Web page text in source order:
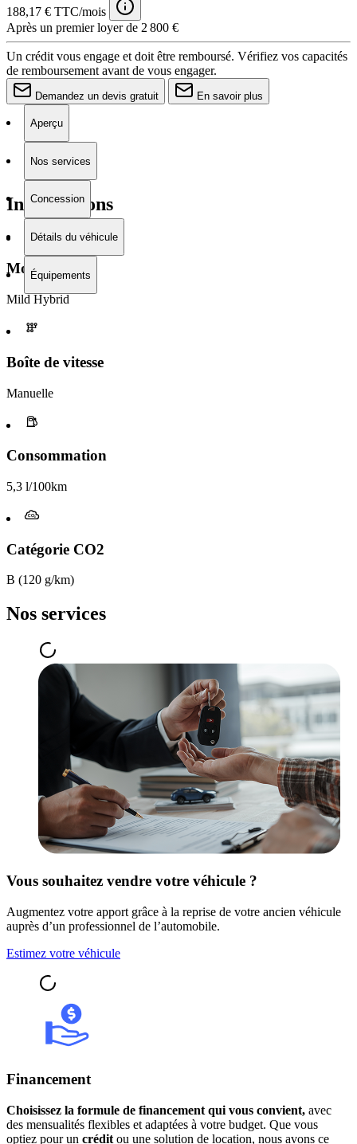
188,17 € TTC/mois
Après un premier loyer de 2 800 €
Un crédit vous engage et doit être remboursé. Vérifiez vos capacités
de remboursement avant de vous engager.
Demandez un devis gratuit En savoir plus
Aperçu
Nos services
Concession
Détails du véhicule
Équipements
Informations
Moteur
Mild Hybrid
Boîte de vitesse​
Manuelle
Consommation
5,3 l/100km
Catégorie CO2
B (120 g/km)
Nos services
Vous souhaitez vendre votre véhicule ?
Augmentez votre apport grâce à la reprise de votre ancien véhicule
auprès d’un professionnel de l’automobile.
Estimez votre véhicule
Financement
Choisissez la formule de financement qui vous convient, avec
des mensualités flexibles et adaptées à votre budget. Que vous
optiez pour un crédit ou une solution de location, nous avons ce